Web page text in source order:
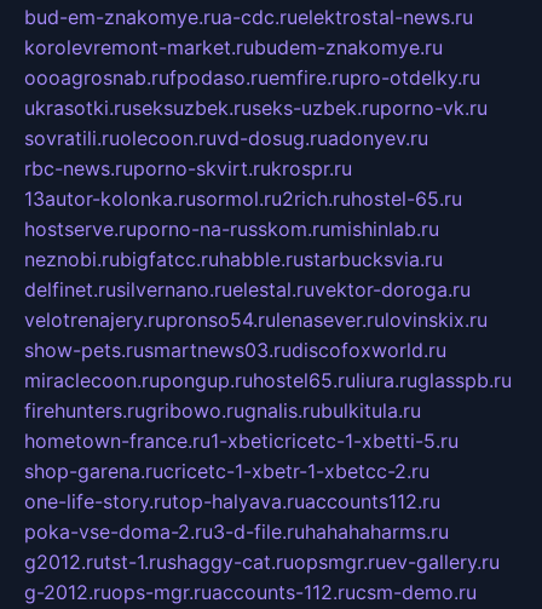
bud-em-znakomye.rua-cdc.ruelektrostal-news.ru
korolevremont-market.rubudem-znakomye.ru
oooagrosnab.rufpodaso.ruemfire.rupro-otdelky.ru
ukrasotki.ruseksuzbek.ruseks-uzbek.ruporno-vk.ru
sovratili.ruolecoon.ruvd-dosug.ruadonyev.ru
rbc-news.ruporno-skvirt.rukrospr.ru
13autor-kolonka.rusormol.ru2rich.ruhostel-65.ru
hostserve.ruporno-na-russkom.rumishinlab.ru
neznobi.rubigfatcc.ruhabble.rustarbucksvia.ru
delfinet.rusilvernano.ruelestal.ruvektor-doroga.ru
velotrenajery.rupronso54.rulenasever.rulovinskix.ru
show-pets.rusmartnews03.rudiscofoxworld.ru
miraclecoon.rupongup.ruhostel65.ruliura.ruglasspb.ru
firehunters.rugribowo.rugnalis.rubulkitula.ru
hometown-france.ru1-xbeticricetc-1-xbetti-5.ru
shop-garena.rucricetc-1-xbetr-1-xbetcc-2.ru
one-life-story.rutop-halyava.ruaccounts112.ru
poka-vse-doma-2.ru3-d-file.ruhahahaharms.ru
g2012.rutst-1.rushaggy-cat.ruopsmgr.ruev-gallery.ru
g-2012.ruops-mgr.ruaccounts-112.rucsm-demo.ru